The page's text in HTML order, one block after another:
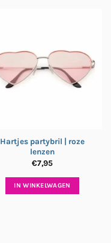
Hartjes partybril | roze
lenzen
€7,95
IN WINKELWAGEN